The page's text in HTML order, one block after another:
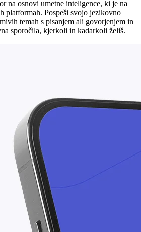
na osnovi umetne inteligence, ki je na
platformah. Pospeši svojo jezikovno
temah s pisanjem ali govorjenjem in
sporočila, kjerkoli in kadarkoli želiš.